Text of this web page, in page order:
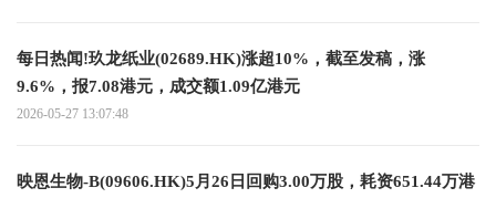
每日热闻!玖龙纸业(02689.HK)涨超10%，截至发稿，涨
9.6%，报7.08港元，成交额1.09亿港元
2026-05-27 13:07:48
映恩生物-B(09606.HK)5月26日回购3.00万股，耗资651.44万港